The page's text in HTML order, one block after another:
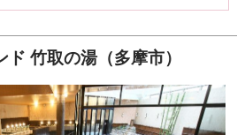
竹取の湯（多摩市）